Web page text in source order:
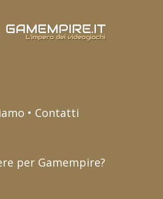
• Contatti
per Gamempire?